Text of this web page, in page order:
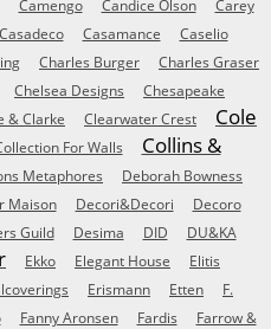
Camengo Candice Olson
Carey
Casadeco Casamance
Caselio
Charles Burger
Charles Graser
Chelsea Designs
Chesapeake
& Clarke Clearwater Crest
Cole
For Walls
Collins &
Metaphores
Deborah Bowness
Maison Decori&Decori
Decoro
Guild Desima DID
DU&KA
Ekko Elegant House Elitis
Erismann Etten
F.
Fanny Aronsen Fardis
Farrow &